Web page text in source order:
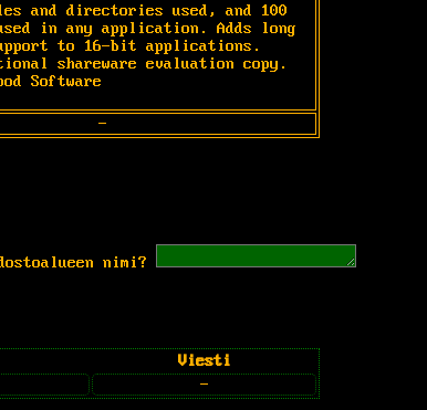
and directories used, and 100
in any application. Adds long
to 16-bit applications.
shareware evaluation copy.
Software
-
nimi?
Viesti
-